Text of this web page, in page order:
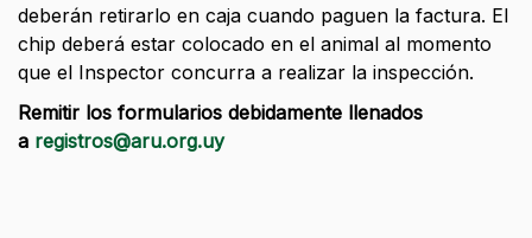
deberán retirarlo en caja cuando paguen la factura. El
chip deberá estar colocado en el animal al momento
que el Inspector concurra a realizar la inspección.
Remitir los formularios debidamente llenados
a registros@aru.org.uy